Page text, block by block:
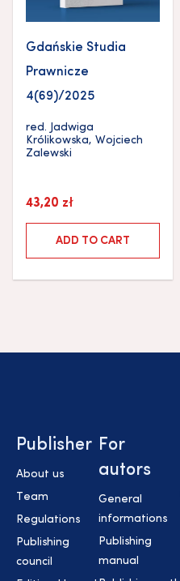
Gdańskie Studia
Prawnicze
4(69)/2025
red. Jadwiga
Królikowska, Wojciech
Zalewski
43,20 zł
ADD TO CART
Publisher
About us
Team
Regulations
Publishing
council
For
autors
General
informations
Publishing
manual